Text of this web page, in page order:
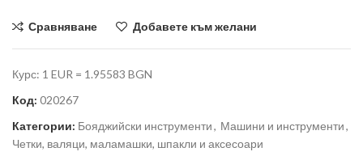
Сравняване Добавете към желани
Курс: 1 EUR = 1.95583 BGN
Код: 020267
Категории: Бояджийски инструменти, Машини и инструменти,
Четки, валяци, маламашки, шпакли и аксесоари